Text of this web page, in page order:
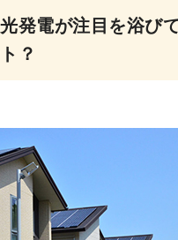
発電が注目を浴び
？